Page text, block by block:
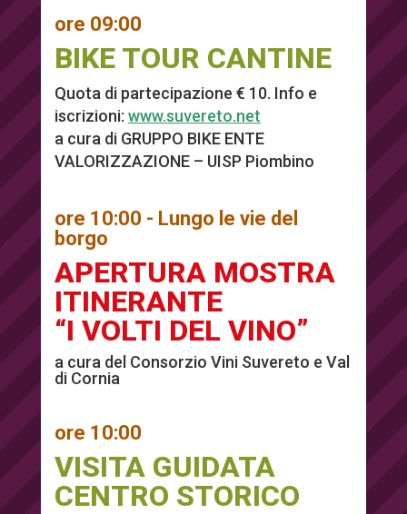
ore 09:00
BIKE TOUR CANTINE
Quota di partecipazione € 10. Info e
iscrizioni: www.suvereto.net
a cura di GRUPPO BIKE ENTE
VALORIZZAZIONE – UISP Piombino
ore 10:00 - Lungo le vie del
borgo
APERTURA MOSTRA
ITINERANTE
“I VOLTI DEL VINO”
a cura del Consorzio Vini Suvereto e Val
di Cornia
ore 10:00
VISITA GUIDATA
CENTRO STORICO